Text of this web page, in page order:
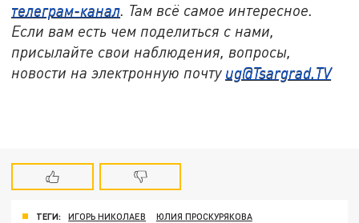
телеграм-канал. Там всё самое интересное.
Если вам есть чем поделиться с нами,
присылайте свои наблюдения, вопросы,
новости на электронную почту ug@Tsargrad.TV
ТЕГИ: ИГОРЬ НИКОЛАЕВ ЮЛИЯ ПРОСКУРЯКОВА